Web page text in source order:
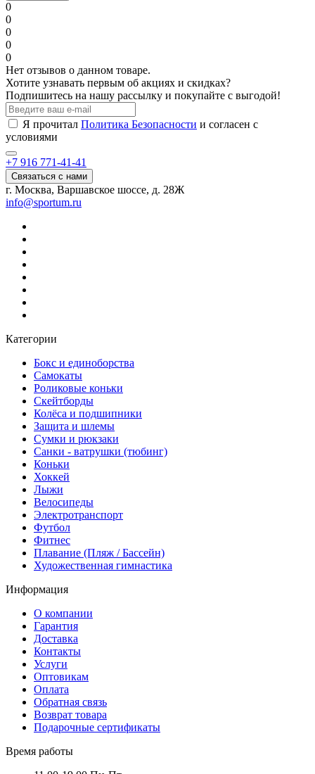
0
0
0
0
0
Нет отзывов о данном товаре.
Хотите узнавать первым об акциях и скидках?
Подпишитесь на нашу рассылку и покупайте с выгодой!
Я прочитал Политика Безопасности и согласен с
условиями
+7 916 771-41-41
Связаться с нами
г. Москва, Варшавское шоссе, д. 28Ж
info@sportum.ru
Категории
Бокс и единоборства
Самокаты
Роликовые коньки
Скейтборды
Колёса и подшипники
Защита и шлемы
Сумки и рюкзаки
Санки - ватрушки (тюбинг)
Коньки
Хоккей
Лыжи
Велосипеды
Электротранспорт
Футбол
Фитнес
Плавание (Пляж / Бассейн)
Художественная гимнастика
Информация
О компании
Гарантия
Доставка
Контакты
Услуги
Оптовикам
Оплата
Обратная связь
Возврат товара
Подарочные сертификаты
Время работы